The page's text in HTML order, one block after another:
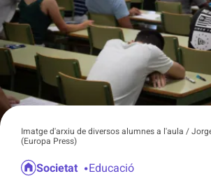
Imatge d'arxiu de diversos alumnes a l'aula /
(Europa Press)
Societat Educació